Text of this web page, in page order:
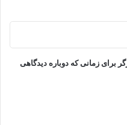
برای زمانی که دوباره دیدگاهی